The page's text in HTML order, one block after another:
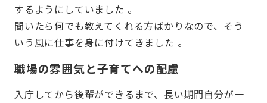
するようにしていました 。
聞いたら何でも教えてくれる方ばかりなので、そう
いう風に仕事を身に付けてきました 。
職場の雰囲気と子育てへの配慮
入庁してから後輩ができるまで、長い期間自分が一